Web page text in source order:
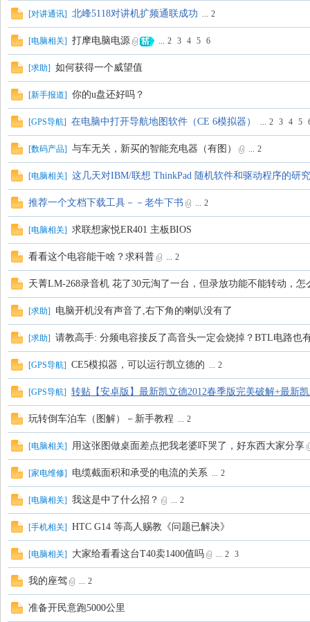
[对讲通讯] 北峰5118对讲机扩频通联成功 ... 2
[电脑相关] 打摩电脑电源 ... 2 3 4 5 6
[求助] 如何获得一个威望值
[新手报道] 你的u盘还好吗？
[GPS导航] 在电脑中打开导航地图软件（CE 6模拟器） ... 2 3 4 5
[数码产品] 与车无关，新买的智能充电器（有图） ... 2
[电脑相关] 这几天对IBM/联想 ThinkPad 随机软件和驱动程序的研究
推荐一个文档下载工具－－老牛下书 ... 2
[电脑相关] 求联想家悦ER401 主板BIOS
看看这个电容能干啥？求科普 ... 2
天菁LM-268录音机 花了30元淘了一台，但录放功能不能转动，怎
[求助] 电脑开机没有声音了,右下角的喇叭没有了
[求助] 请教高手: 分频电容接反了高音头一定会烧掉？BTL电路也
[GPS导航] CE5模拟器，可以运行凯立德的 ... 2
[GPS导航] 转贴【安卓版】最新凯立德2012春季版完美破解+最新
玩转倒车泊车（图解）－新手教程 ... 2
[电脑相关] 用这张图做桌面差点把我老婆吓哭了，好东西大家分享
[家电维修] 电缆截面积和承受的电流的关系 ... 2
[电脑相关] 我这是中了什么招？ ... 2
[手机相关] HTC G14 等高人赐教《问题已解决》
[电脑相关] 大家给看看这台T40卖1400值吗 ... 2 3
我的座驾 ... 2
准备开民意跑5000公里